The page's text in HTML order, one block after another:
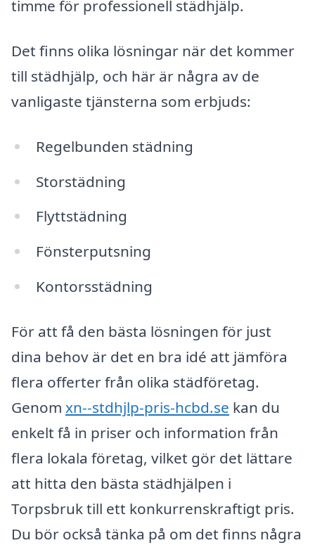
timme för professionell städhjälp.
Det finns olika lösningar när det kommer
till städhjälp, och här är några av de
vanligaste tjänsterna som erbjuds:
Regelbunden städning
Storstädning
Flyttstädning
Fönsterputsning
Kontorsstädning
För att få den bästa lösningen för just
dina behov är det en bra idé att jämföra
flera offerter från olika städföretag.
Genom xn--stdhjlp-pris-hcbd.se kan du
enkelt få in priser och information från
flera lokala företag, vilket gör det lättare
att hitta den bästa städhjälpen i
Torpsbruk till ett konkurrenskraftigt pris.
Du bör också tänka på om det finns några